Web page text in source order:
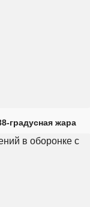
градусная жара